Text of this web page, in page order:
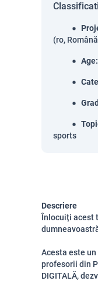
(ro,
Age:
sports
Descriere
Înlocuiți acest
Acesta este
profesorii din
DIGITALĂ,